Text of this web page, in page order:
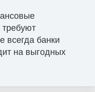
требуют
всегда банки
на выгодных